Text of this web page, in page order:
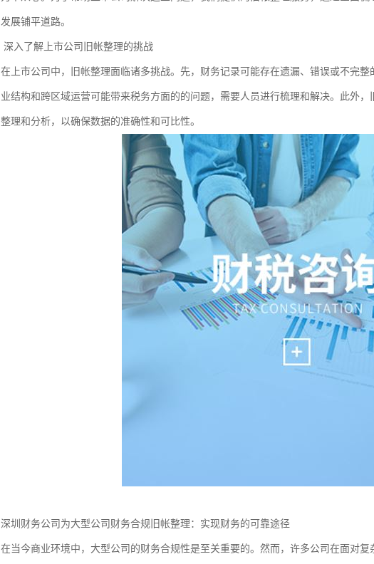
发展铺平道路。
深入了解上市公司旧帐整理的挑战
在上市公司中，旧帐整理面临诸多挑战。先，财务记录可能存在遗漏、错误或不完
业结构和跨区域运营可能带来税务方面的的问题，需要人员进行梳理和解决。此外
整理和分析，以确保数据的准确性和可比性。
深圳财务公司为大型公司财务合规旧帐整理：实现财务的可靠途径
在当今商业环境中，大型公司的财务合规性是至关重要的。然而，许多公司在面对